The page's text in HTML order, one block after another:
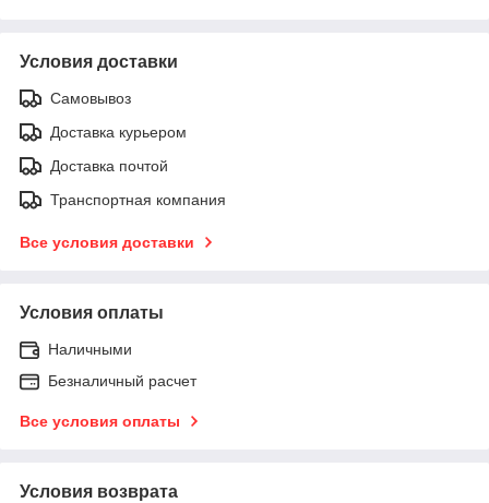
Условия доставки
Самовывоз
Доставка курьером
Доставка почтой
Транспортная компания
Все условия доставки
Условия оплаты
Наличными
Безналичный расчет
Все условия оплаты
Условия возврата